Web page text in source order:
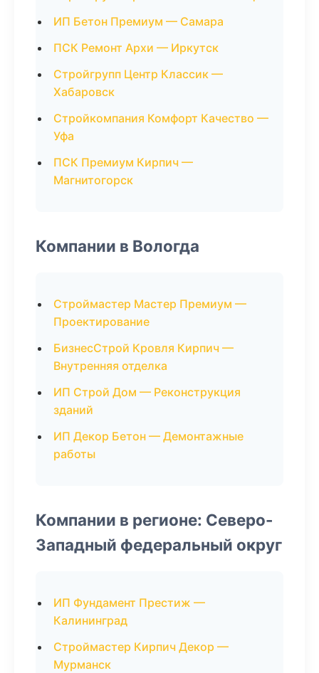
ИП Бетон Премиум — Самара
ПСК Ремонт Архи — Иркутск
Стройгрупп Центр Классик —
Хабаровск
Стройкомпания Комфорт Качество —
Уфа
ПСК Премиум Кирпич —
Магнитогорск
Компании в Вологда
Строймастер Мастер Премиум —
Проектирование
БизнесСтрой Кровля Кирпич —
Внутренняя отделка
ИП Строй Дом — Реконструкция
зданий
ИП Декор Бетон — Демонтажные
работы
Компании в регионе: Северо-
Западный федеральный округ
ИП Фундамент Престиж —
Калининград
Строймастер Кирпич Декор —
Мурманск